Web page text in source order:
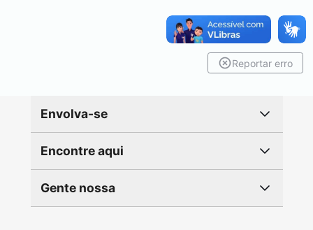
Reportar erro
Envolva-se
Encontre aqui
Gente nossa